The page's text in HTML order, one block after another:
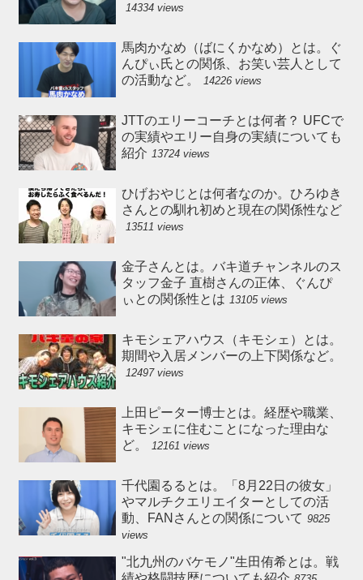
14334 views
馬肉かなめ（ばにくかなめ）とは。ぐ
んぴぃ氏との関係、お笑い芸人として
の活動など。
14226 views
JTTのエリーコーチとは何者？ UFCで
の実績やエリー自身の実績についても
紹介 13724 views
ひげおやじとは何者なのか。ひろゆき
さんとの馴れ初めと現在の関係性など
13511 views
金子さんとは。バキ道チャンネルのス
タッフ金子 直樹さんの正体、ぐんぴ
ぃとの関係性とは 13105 views
キモシェアハウス（キモシェ）とは。
期間や入居メンバーの上下関係など。
12497 views
上田ピーター博士とは。経歴や職業、
キモシェに住むことになった理由な
ど。
12161 views
千代園るるとは。「8月22日の彼女」
やマルチクエリエイターとしての活
動、FANさんとの関係について 9825
views
"北九州のバケモノ"生田侑希とは。戦